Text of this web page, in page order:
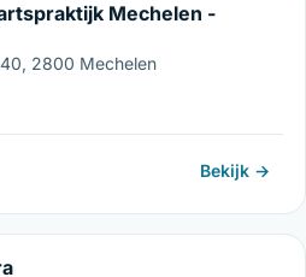
Mechelen -
2800 Mechelen
Bekijk →